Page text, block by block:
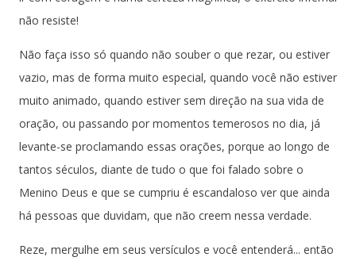
não resiste!
Não faça isso só quando não souber o que rezar, ou estiver
vazio, mas de forma muito especial, quando você não estiver
muito animado, quando estiver sem direção na sua vida de
oração, ou passando por momentos temerosos no dia, já
levante-se proclamando essas orações, porque ao longo de
tantos séculos, diante de tudo o que foi falado sobre o
Menino Deus e que se cumpriu é escandaloso ver que ainda
há pessoas que duvidam, que não creem nessa verdade.
Reze, mergulhe em seus versículos e você entenderá... então